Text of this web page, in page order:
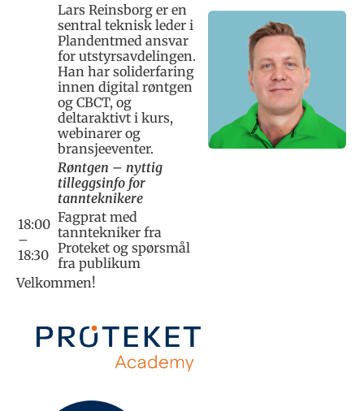
Lars Reinsborg er en
sentral teknisk leder i
Plandentmed ansvar
for utstyrsavdelingen.
Han har soliderfaring
innen digital røntgen
og CBCT, og
deltaraktivt i kurs,
webinarer og
bransjeeventer.
Røntgen – nyttig
tilleggsinfo for
tannteknikere
18:00
–
18:30
Fagprat med
tanntekniker fra
Proteket og spørsmål
fra publikum
Velkommen!